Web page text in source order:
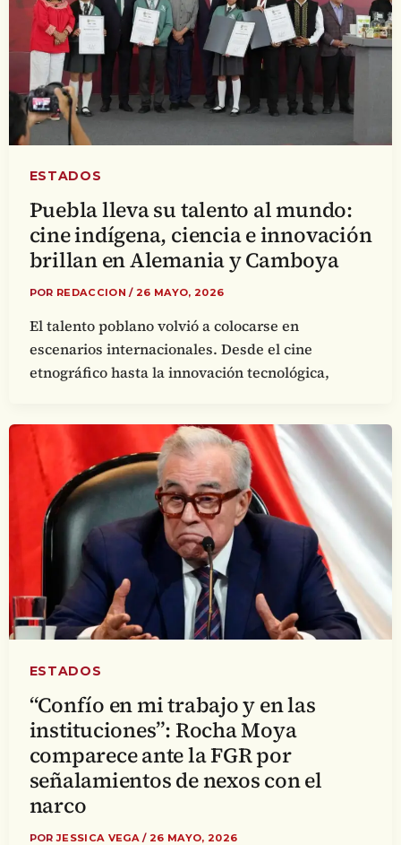
ESTADOS
Puebla lleva su talento al mundo:
cine indígena, ciencia e innovación
brillan en Alemania y Camboya
POR REDACCION/ 26 MAYO, 2026
El talento poblano volvió a colocarse en
escenarios internacionales. Desde el cine
etnográfico hasta la innovación tecnológica,
ESTADOS
“Confío en mi trabajo y en las
instituciones”: Rocha Moya
comparece ante la FGR por
señalamientos de nexos con el
narco
PORJESSICA VEGA/ 26 MAYO, 2026